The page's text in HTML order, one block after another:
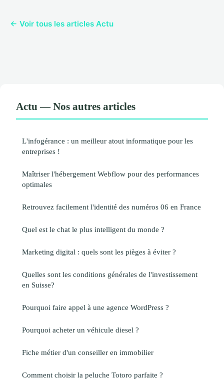
← Voir tous les articles Actu
Actu — Nos autres articles
L'infogérance : un meilleur atout informatique pour les
entreprises !
Maîtriser l'hébergement Webflow pour des performances
optimales
Retrouvez facilement l'identité des numéros 06 en France
Quel est le chat le plus intelligent du monde ?
Marketing digital : quels sont les pièges à éviter ?
Quelles sont les conditions générales de l'investissement
en Suisse?
Pourquoi faire appel à une agence WordPress ?
Pourquoi acheter un véhicule diesel ?
Fiche métier d'un conseiller en immobilier
Comment choisir la peluche Totoro parfaite ?